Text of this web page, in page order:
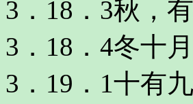
3．18．3秋，
3．18．4冬十月
3．19．1十有